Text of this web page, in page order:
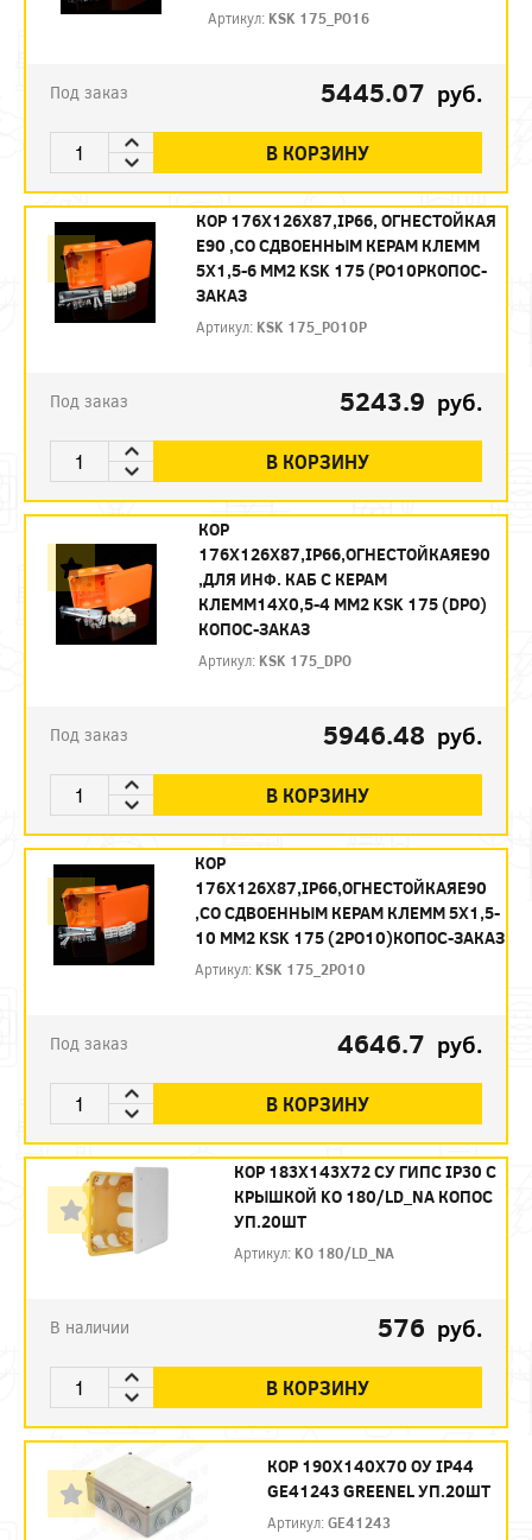
Артикул: KSK 175_PO16
Под заказ 5445.07 руб.
В КОРЗИНУ
КОР 176Х126Х87,IP66, ОГНЕСТОЙКАЯ
Е90 ,СО СДВОЕННЫМ КЕРАМ КЛЕММ
5X1,5-6 ММ2 KSK 175 (PO10PКОПОС-
ЗАКАЗ
Артикул: KSK 175_PO10P
Под заказ 5243.9 руб.
В КОРЗИНУ
КОР
176Х126Х87,IP66,ОГНЕСТОЙКАЯЕ90
,ДЛЯ ИНФ. КАБ С КЕРАМ
КЛЕММ14X0,5-4 ММ2 KSK 175 (DPО)
КОПОС-ЗАКАЗ
Артикул: KSK 175_DPO
Под заказ 5946.48 руб.
В КОРЗИНУ
КОР
176Х126Х87,IP66,ОГНЕСТОЙКАЯЕ90
,СО СДВОЕННЫМ КЕРАМ КЛЕММ 5X1,5-
10 ММ2 KSK 175 (2PO10)КОПОС-ЗАКАЗ
Артикул: KSK 175_2PO10
Под заказ 4646.7 руб.
В КОРЗИНУ
КОР 183Х143Х72 СУ ГИПС IP30 С
КРЫШКОЙ KO 180/LD_NA КОПОС
УП.20ШТ
Артикул: KO 180/LD_NA
В наличии 576 руб.
В КОРЗИНУ
КОР 190Х140Х70 ОУ IP44
GE41243 GREENEL УП.20ШТ
Артикул:GE41243